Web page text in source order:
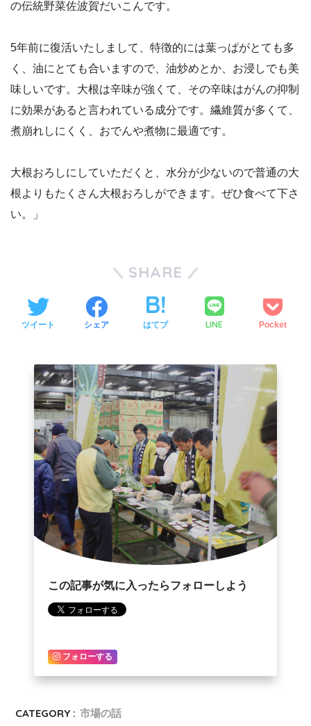
の伝統野菜佐波賀だいこんです。
5年前に復活いたしまして、特徴的には葉っぱがとても多
く、油にとても合いますので、油炒めとか、お浸しでも美
味しいです。大根は辛味が強くて、その辛味はがんの抑制
に効果があると言われている成分です。繊維質が多くて、
煮崩れしにくく、おでんや煮物に最適です。
大根おろしにしていただくと、水分が少ないので普通の大
根よりもたくさん大根おろしができます。ぜひ食べて下さ
い。」
SHARE
ツイート シェア はてブ LINE Pocket
この記事が気に入ったらフォローしよう
フォローする
CATEGORY : 市場の話